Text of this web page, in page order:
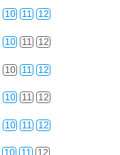
10 11 12
10 11 12
10 11 12
10 11 12
10 11 12
10 11 12